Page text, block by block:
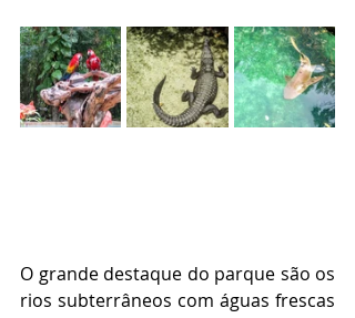
O grande destaque do parque são os
rios subterrâneos com águas frescas